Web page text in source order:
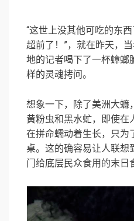
“这世上没其他可吃的东西
超前了！”，就在昨天，
地的记者喝下了一杯蟑螂
样的灵魂拷问。
想象一下，除了美洲大蠊
黄粉虫和黑水虻，即使在
在拼命蠕动着生长，只为
桌。这的确容易让人联想
门给底层民众食用的末日